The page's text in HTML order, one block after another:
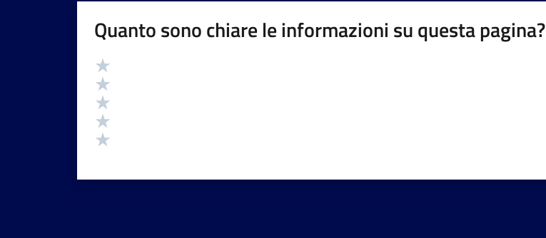
Quanto sono chiare le informazioni su questa pagina?
Valutazione